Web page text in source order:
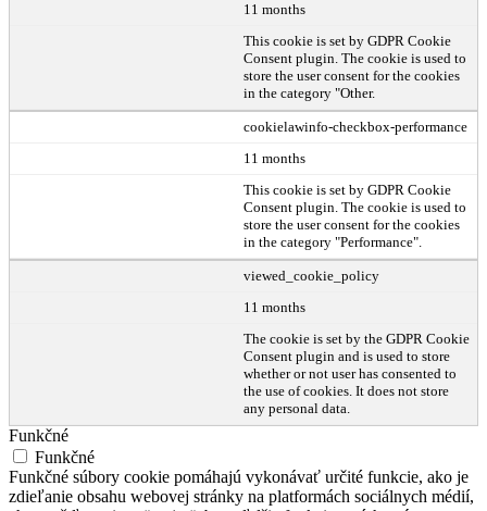
11 months
This cookie is set by GDPR Cookie
Consent plugin. The cookie is used to
store the user consent for the cookies
in the category "Other.
cookielawinfo-checkbox-performance
11 months
This cookie is set by GDPR Cookie
Consent plugin. The cookie is used to
store the user consent for the cookies
in the category "Performance".
viewed_cookie_policy
11 months
The cookie is set by the GDPR Cookie
Consent plugin and is used to store
whether or not user has consented to
the use of cookies. It does not store
any personal data.
Funkčné
Funkčné
Funkčné súbory cookie pomáhajú vykonávať určité funkcie, ako je
zdieľanie obsahu webovej stránky na platformách sociálnych médií,